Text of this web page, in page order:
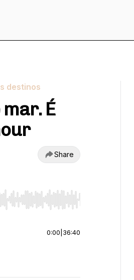
destinos
É
Share
to start or end. Hold shift to
0:00 36:40